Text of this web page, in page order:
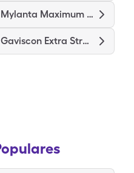
Mylanta Maximum Strength
Gaviscon Extra Strength